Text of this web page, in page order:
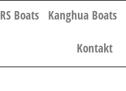
RS Boats Kanghua Boats
Kontakt